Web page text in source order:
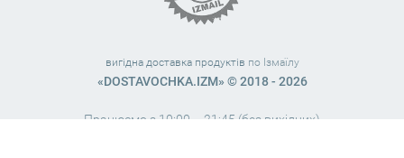
вигідна доставка продуктів по Ізмаїлу
«DOSTAVOCHKA.IZM» © 2018 - 2026
Працюємо з 10:00 – 21:45 (без вихідних)